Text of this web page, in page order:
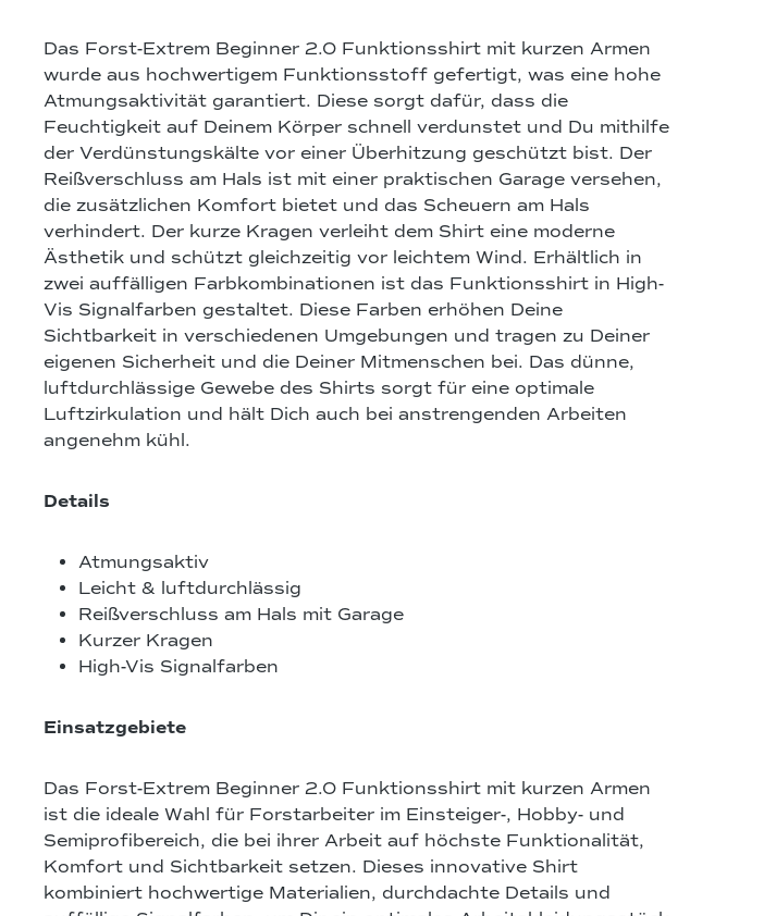
Das Forst-Extrem Beginner 2.0 Funktionsshirt mit kurzen Armen
wurde aus hochwertigem Funktionsstoff gefertigt, was eine hohe
Atmungsaktivität garantiert. Diese sorgt dafür, dass die
Feuchtigkeit auf Deinem Körper schnell verdunstet und Du mithilfe
der Verdünstungskälte vor einer Überhitzung geschützt bist. Der
Reißverschluss am Hals ist mit einer praktischen Garage versehen,
die zusätzlichen Komfort bietet und das Scheuern am Hals
verhindert. Der kurze Kragen verleiht dem Shirt eine moderne
Ästhetik und schützt gleichzeitig vor leichtem Wind. Erhältlich in
zwei auffälligen Farbkombinationen ist das Funktionsshirt in High-
Vis Signalfarben gestaltet. Diese Farben erhöhen Deine
Sichtbarkeit in verschiedenen Umgebungen und tragen zu Deiner
eigenen Sicherheit und die Deiner Mitmenschen bei. Das dünne,
luftdurchlässige Gewebe des Shirts sorgt für eine optimale
Luftzirkulation und hält Dich auch bei anstrengenden Arbeiten
angenehm kühl.
Details
Atmungsaktiv
Leicht & luftdurchlässig
Reißverschluss am Hals mit Garage
Kurzer Kragen
High-Vis Signalfarben
Einsatzgebiete
Das Forst-Extrem Beginner 2.0 Funktionsshirt mit kurzen Armen
ist die ideale Wahl für Forstarbeiter im Einsteiger-, Hobby- und
Semiprofibereich, die bei ihrer Arbeit auf höchste Funktionalität,
Komfort und Sichtbarkeit setzen. Dieses innovative Shirt
kombiniert hochwertige Materialien, durchdachte Details und